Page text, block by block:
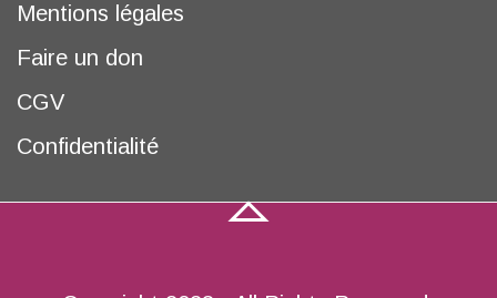
Mentions légales
Faire un don
CGV
Confidentialité